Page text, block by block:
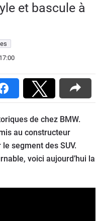
et bascule à
de chez BMW.
au constructeur
segment des SUV.
voici aujourd’hui la